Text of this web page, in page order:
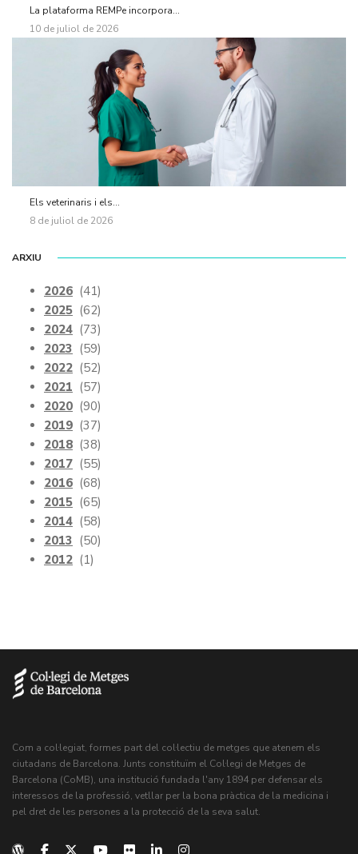
La plataforma REMPe incorpora...
10 de juliol de 2026
Els veterinaris i els...
8 de juliol de 2026
ARXIU
2026 (41)
2025 (62)
2024 (73)
2023 (59)
2022 (52)
2021 (57)
2020 (90)
2019 (37)
2018 (38)
2017 (55)
2016 (68)
2015 (65)
2014 (58)
2013 (50)
2012 (1)
Com a col·legiat, formes part del col·lectiu de metges que atenem els
ciutadans de Barcelona. Junts constituïm el Col·legi de Metges de
Barcelona (CoMB), una institució fundada l'any 1894 per defensar els
interessos de la professió, vetllar per la bona pràctica de la medicina i
pel dret de les persones a la protecció de la seva salut.